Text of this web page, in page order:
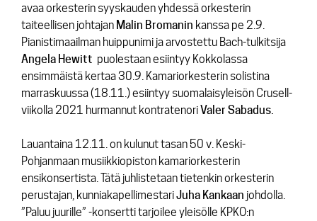
avaa orkesterin syyskauden yhdessä orkesterin
taiteellisen johtajan Malin Bromanin kanssa pe 2.9.
Pianistimaailman huippunimi ja arvostettu Bach-tulkitsija
Angela Hewitt puolestaan esiintyy Kokkolassa
ensimmäistä kertaa 30.9. Kamariorkesterin solistina
marraskuussa (18.11.) esiintyy suomalaisyleisön Crusell-
viikolla 2021 hurmannut kontratenoriValer Sabadus.
Lauantaina 12.11. on kulunut tasan 50 v. Keski-
Pohjanmaan musiikkiopiston kamariorkesterin
ensikonsertista. Tätä juhlistetaan tietenkin orkesterin
perustajan, kunniakapellimestariJuha Kankaan johdolla.
”Paluu juurille” -konsertti tarjoilee yleisölle KPKO:n